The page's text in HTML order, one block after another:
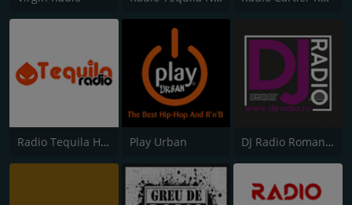
Radio Tequila Hip-Hop Romania Play Urban DJ Radio Romania